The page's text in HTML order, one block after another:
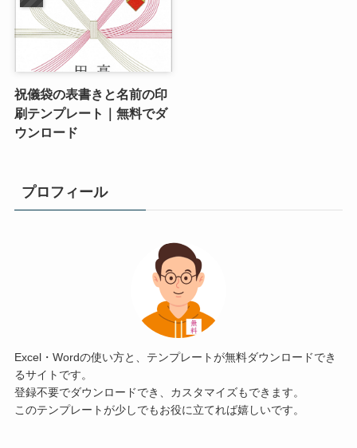
祝儀袋の表書きと名前の印
刷テンプレート｜無料でダ
ウンロード
プロフィール
Excel・Wordの使い方と、テンプレートが無料ダウンロードでき
るサイトです。
登録不要でダウンロードでき、カスタマイズもできます。
このテンプレートが少しでもお役に立てれば嬉しいです。